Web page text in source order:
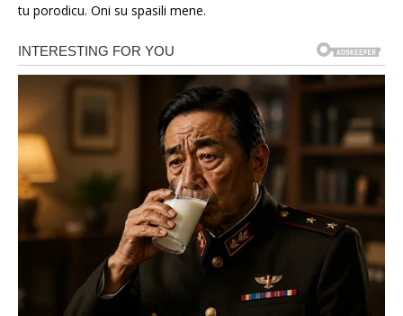
tu porodicu. Oni su spasili mene.